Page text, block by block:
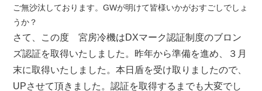
ご無沙汰しております。GWが明けて皆様いかがおすごしでしょ
うか？
さて、この度 宮房冷機はDXマーク認証制度のブロン
ズ認証を取得いたしました。昨年から準備を進め、３月
末に取得いたしました。本日盾を受け取りましたので、
UPさせて頂きました。認証を取得するまでも大変でし